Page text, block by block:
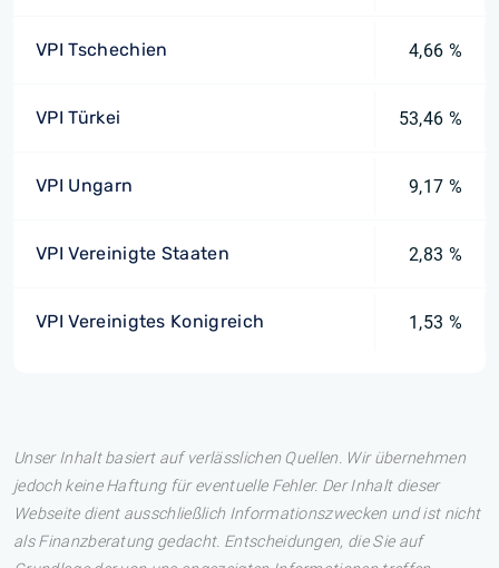
VPI Tschechien 4,66 %
VPI Türkei 53,46 %
VPI Ungarn 9,17 %
VPI Vereinigte Staaten 2,83 %
VPI Vereinigtes Konigreich 1,53 %
Unser Inhalt basiert auf verlässlichen Quellen. Wir übernehmen
jedoch keine Haftung für eventuelle Fehler. Der Inhalt dieser
Webseite dient ausschließlich Informationszwecken und ist nicht
als Finanzberatung gedacht. Entscheidungen, die Sie auf